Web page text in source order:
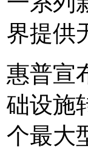
界提供
惠普宣
础设施
个最大